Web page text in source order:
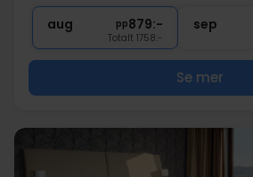
2x Bra läge
aug pp879:-
Totalt 1758:-
sep
Se mer